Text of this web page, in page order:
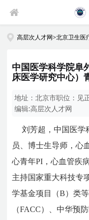
高层次人才网>北京卫生医
中国医学科学院阜
床医学研究中心）
地址：北京市职位： 见
编辑:高层次人才网
刘芳超，中国医学
员、博士生导师，心
心青年PI，心血管疾
主持国家重大科技专
学基金项目（B）类
（FACC）、中华预